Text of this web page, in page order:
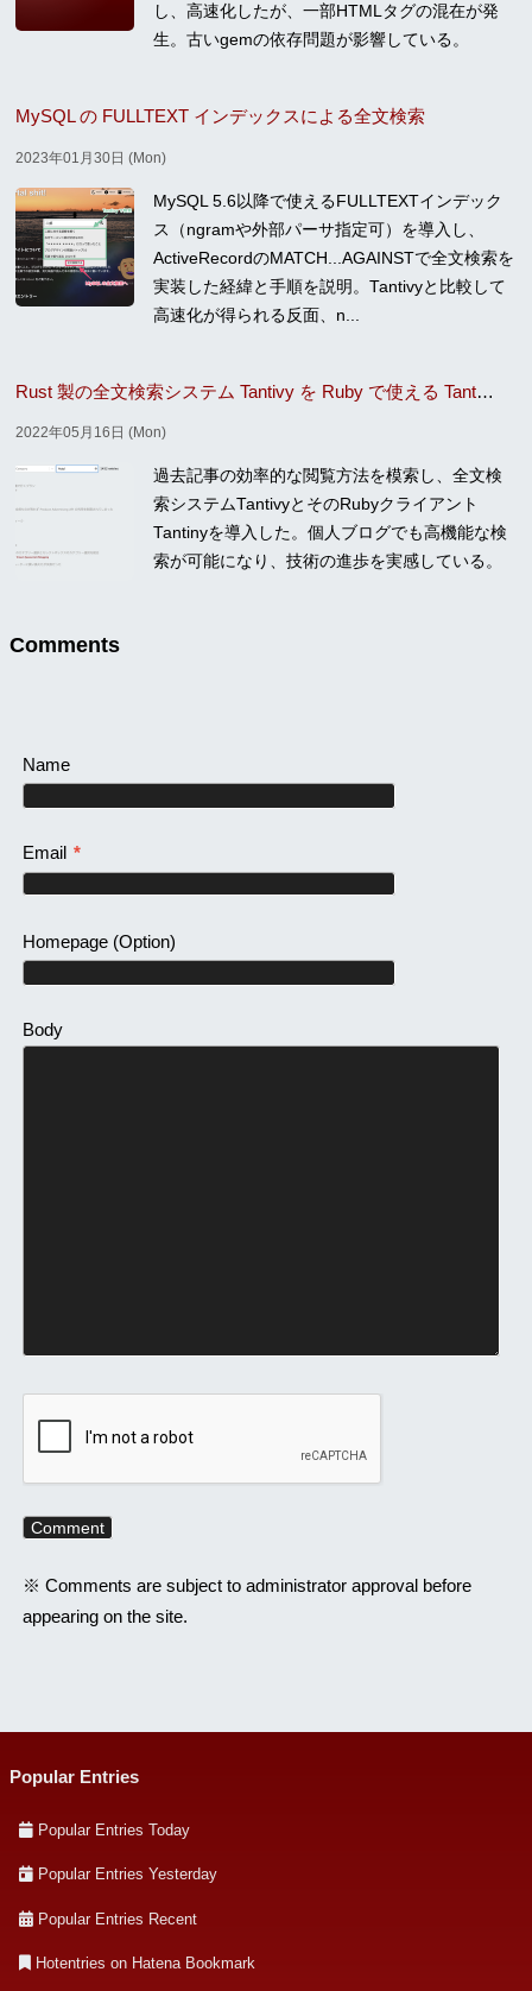
し、高速化したが、一部HTMLタグの混在が発
生。古いgemの依存問題が影響している。
MySQL の FULLTEXT インデックスによる全文検索
2023年01月30日 (Mon)
MySQL 5.6以降で使えるFULLTEXTインデック
ス（ngramや外部パーサ指定可）を導入し、
ActiveRecordのMATCH...AGAINSTで全文検索を
実装した経緯と手順を説明。Tantivyと比較して
高速化が得られる反面、n...
Rust 製の全文検索システム Tantivy を Ruby で使える Tantiny を導入した
2022年05月16日 (Mon)
過去記事の効率的な閲覧方法を模索し、全文検
索システムTantivyとそのRubyクライアント
Tantinyを導入した。個人ブログでも高機能な検
索が可能になり、技術の進歩を実感している。
Comments
Name
Email *
Homepage(Option)
Body
※ Comments are subject to administrator approval before
appearing on the site.
Popular Entries
Popular Entries Today
Popular Entries Yesterday
Popular Entries Recent
Hotentries on Hatena Bookmark